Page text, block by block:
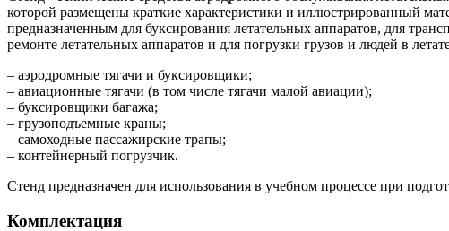
которой размещены краткие характеристики и иллюстрированный
предназначенным для буксирования летательных аппаратов, для
ремонте летательных аппаратов и для погрузки грузов и людей в
– аэродромные тягачи и буксировщики;
– авиационные тягачи (в том числе тягачи малой авиации);
– буксировщики багажа;
– грузоподъемные краны;
– самоходные пассажирские трапы;
– контейнерный погрузчик.
Стенд предназначен для использования в учебном процессе при
Комплектация